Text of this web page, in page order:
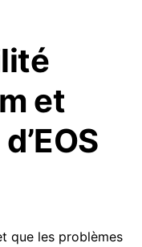
et
que les problèmes